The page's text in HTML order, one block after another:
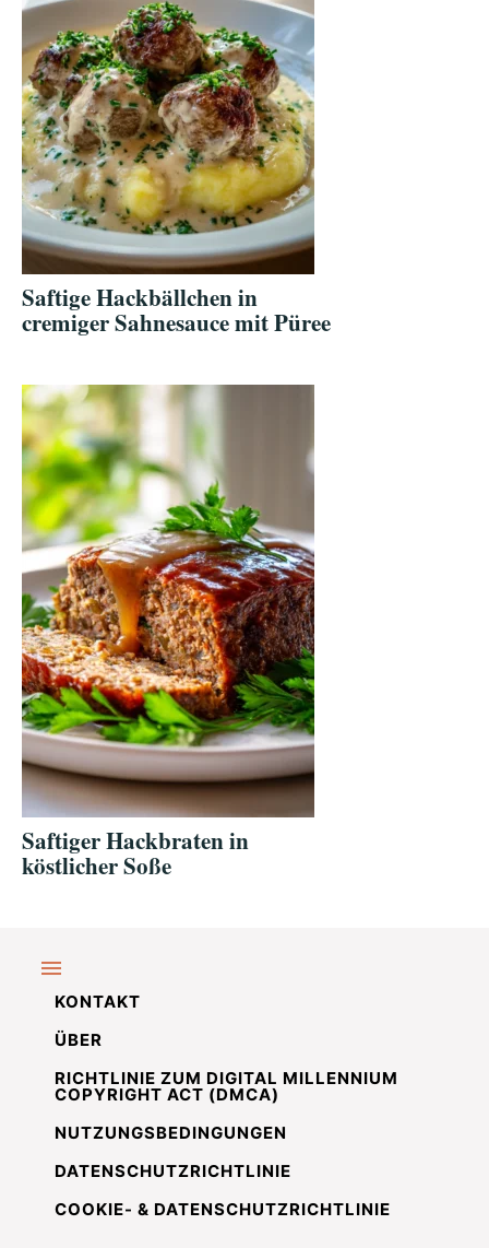
Saftige Hackbällchen in
cremiger Sahnesauce mit Püree
Saftiger Hackbraten in
köstlicher Soße
KONTAKT
ÜBER
RICHTLINIE ZUM DIGITAL MILLENNIUM
COPYRIGHT ACT (DMCA)
NUTZUNGSBEDINGUNGEN
DATENSCHUTZRICHTLINIE
COOKIE- & DATENSCHUTZRICHTLINIE